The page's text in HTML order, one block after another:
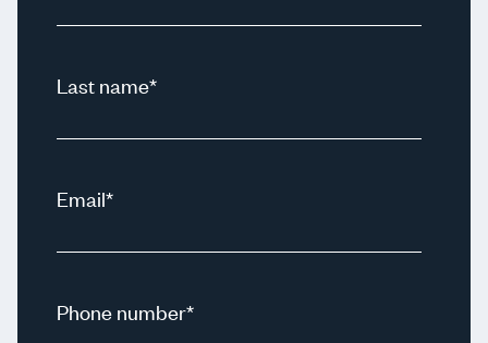
Last name*
Email*
Phone number*